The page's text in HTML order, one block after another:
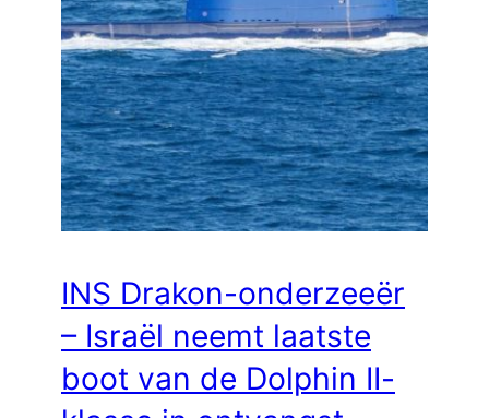
INS Drakon-onderzeeër
– Israël neemt laatste
boot van de Dolphin II-